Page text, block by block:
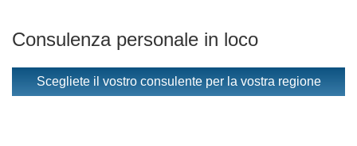
Consulenza personale in loco
Scegliete il vostro consulente per la vostra regione